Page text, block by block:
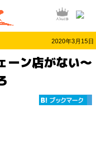
2020年3月15日
ーン店がない～